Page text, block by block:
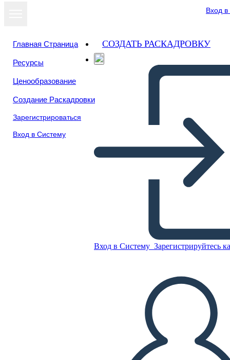
Вход
Главная Страница
Ресурсы
Ценообразование
Создание Раскадровки
Зарегистрироваться
Вход в Систему
СОЗДАТЬ РАСКАДРОВКУ
Вход в Систему Зарегистрируйтесь
Моя Сторона Выживания в
Горной Глуши
Скопируйте эту раскадровку
СОЗДАТЬ РАСКАДРОВКУ
ВОСПРОИЗВЕСТИ СЛАЙД-ШОУ
ПОЧИТАЙ МНЕ
Посмотреть
как слайд-шоу